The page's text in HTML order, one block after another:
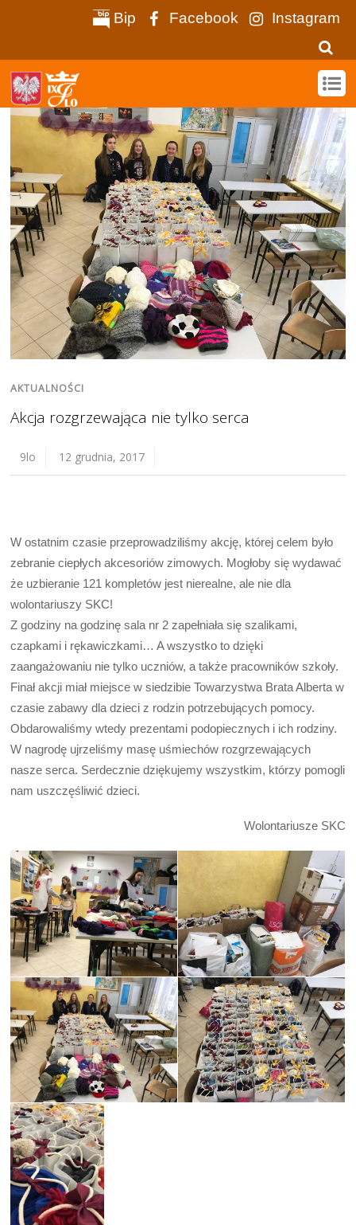
Bip Facebook Instagram
AKTUALNOŚCI
Akcja rozgrzewająca nie tylko serca
9lo 12 grudnia, 2017
W ostatnim czasie przeprowadziliśmy akcję, której celem było
zebranie ciepłych akcesoriów zimowych. Mogłoby się wydawać
że uzbieranie 121 kompletów jest nierealne, ale nie dla
wolontariuszy SKC!
Z godziny na godzinę sala nr 2 zapełniała się szalikami,
czapkami i rękawiczkami… A wszystko to dzięki
zaangażowaniu nie tylko uczniów, a także pracowników szkoły.
Finał akcji miał miejsce w siedzibie Towarzystwa Brata Alberta w
czasie zabawy dla dzieci z rodzin potrzebujących pomocy.
Obdarowaliśmy wtedy prezentami podopiecznych i ich rodziny.
W nagrodę ujrzeliśmy masę uśmiechów rozgrzewających
nasze serca. Serdecznie dziękujemy wszystkim, którzy pomogli
nam uszczęśliwić dzieci.
Wolontariusze SKC